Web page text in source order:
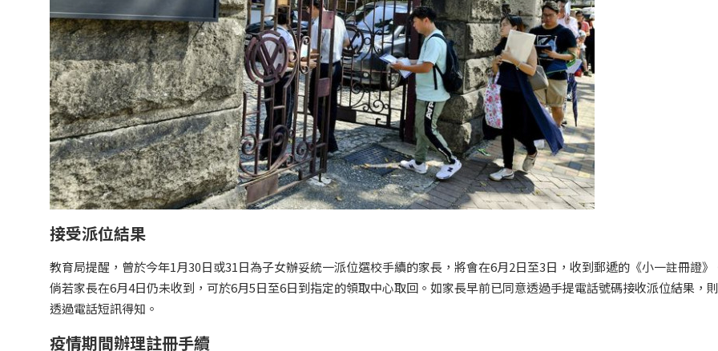
接受派位結果
教育局提醒，曾於今年1月30日或31日為子女辦妥統一派位選校手續的家長，將會在6月2日至3日，收到郵遞的《小一註冊證》
倘若家長在6月4日仍未收到，可於6月5日至6日到指定的領取中心取回。如家長早前已同意透過手提電話號碼接收派位結果，
透過電話短訊得知。
疫情期間辦理註冊手續